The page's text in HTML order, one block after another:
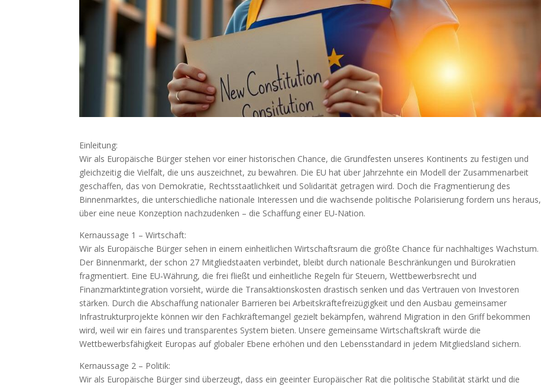
Einleitung:
Wir als Europäische Bürger stehen vor einer historischen Chance, die Grundfesten unseres Kontinents zu festigen und
gleichzeitig die Vielfalt, die uns auszeichnet, zu bewahren. Die EU hat über Jahrzehnte ein Modell der Zusammenarbeit
geschaffen, das von Demokratie, Rechtsstaatlichkeit und Solidarität getragen wird. Doch die Fragmentierung des
Binnenmarktes, die unterschiedliche nationale Interessen und die wachsende politische Polarisierung fordern uns heraus,
über eine neue Konzeption nachzudenken – die Schaffung einer EU‑Nation.
Kernaussage 1 – Wirtschaft:
Wir als Europäische Bürger sehen in einem einheitlichen Wirtschaftsraum die größte Chance für nachhaltiges Wachstum.
Der Binnenmarkt, der schon 27 Mitgliedstaaten verbindet, bleibt durch nationale Beschränkungen und Bürokratien
fragmentiert. Eine EU‑Währung, die frei fließt und einheitliche Regeln für Steuern, Wettbewerbsrecht und
Finanzmarktintegration vorsieht, würde die Transaktionskosten drastisch senken und das Vertrauen von Investoren
stärken. Durch die Abschaffung nationaler Barrieren bei Arbeitskräftefreizügigkeit und den Ausbau gemeinsamer
Infrastrukturprojekte können wir den Fachkräftemangel gezielt bekämpfen, während Migration in den Griff bekommen
wird, weil wir ein faires und transparentes System bieten. Unsere gemeinsame Wirtschaftskraft würde die
Wettbewerbsfähigkeit Europas auf globaler Ebene erhöhen und den Lebensstandard in jedem Mitgliedsland sichern.
Kernaussage 2 – Politik:
Wir als Europäische Bürger sind überzeugt, dass ein geeinter Europäischer Rat die politische Stabilität stärkt und die